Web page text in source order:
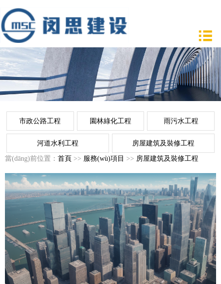
市政公路工程 園林綠化工程 雨污水工程
河道水利工程 房屋建筑及裝修工程
當(dāng)前位置： 首頁 >> 服務(wù)項目 >> 房屋建筑及裝修工程